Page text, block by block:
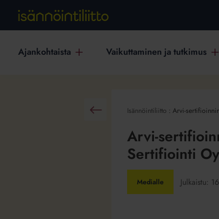
Ajankohtaista Vaikuttaminen ja tutkimus
Takaisin Isännöintiliitto : Arvi-
Arvi-
Sertifiointi Oy
Medialle Julkaistu: